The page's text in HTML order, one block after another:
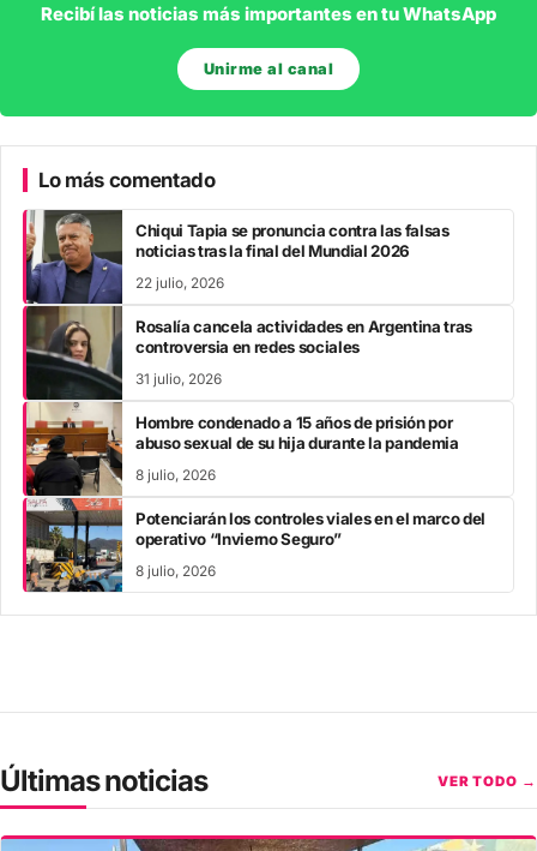
Recibí las noticias más importantes en tu WhatsApp
Unirme al canal
Lo más comentado
Chiqui Tapia se pronuncia contra las falsas
noticias tras la final del Mundial 2026
22 julio, 2026
Rosalía cancela actividades en Argentina tras
controversia en redes sociales
31 julio, 2026
Hombre condenado a 15 años de prisión por
abuso sexual de su hija durante la pandemia
8 julio, 2026
Potenciarán los controles viales en el marco del
operativo “Invierno Seguro”
8 julio, 2026
Últimas noticias VER TODO →